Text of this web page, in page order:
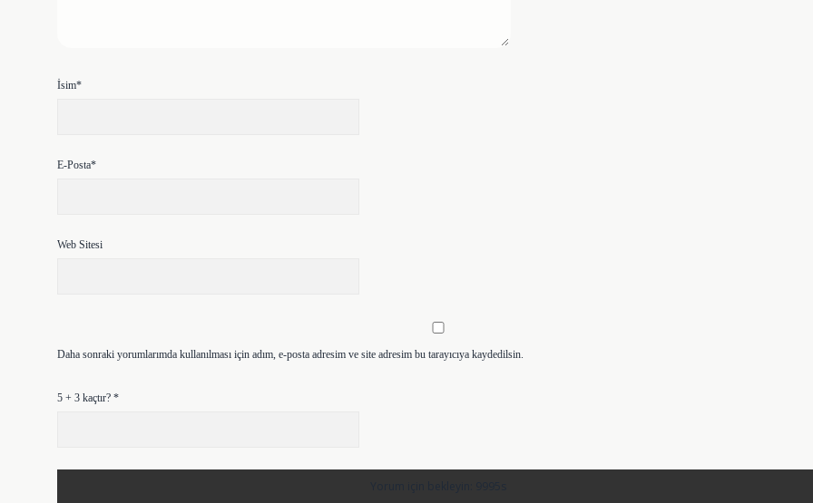
İsim*
E-Posta*
Web Sitesi
Daha sonraki yorumlarımda kullanılması için adım, e-posta adresim ve site adresim bu tarayıcıya kaydedilsin.
5 + 3 kaçtır? *